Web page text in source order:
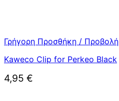
Γρήγορη Προσθήκη / Προβολή
Kaweco Clip for Perkeo Black
4,95 €